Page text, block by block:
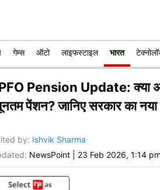
गेम्स ऑटो लाइफस्टाइल भारत
Pension Update: क्या
पेंशन? जानिए सरकार का
by: Ishvik Sharma
NewsPoint 23 Feb 2026, 1:14 pm